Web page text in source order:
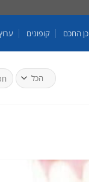
החכם קופונים
חיפוש